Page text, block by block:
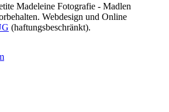
Madeleine Fotografie - Madlen
Webdesign und Online
(haftungsbeschränkt).